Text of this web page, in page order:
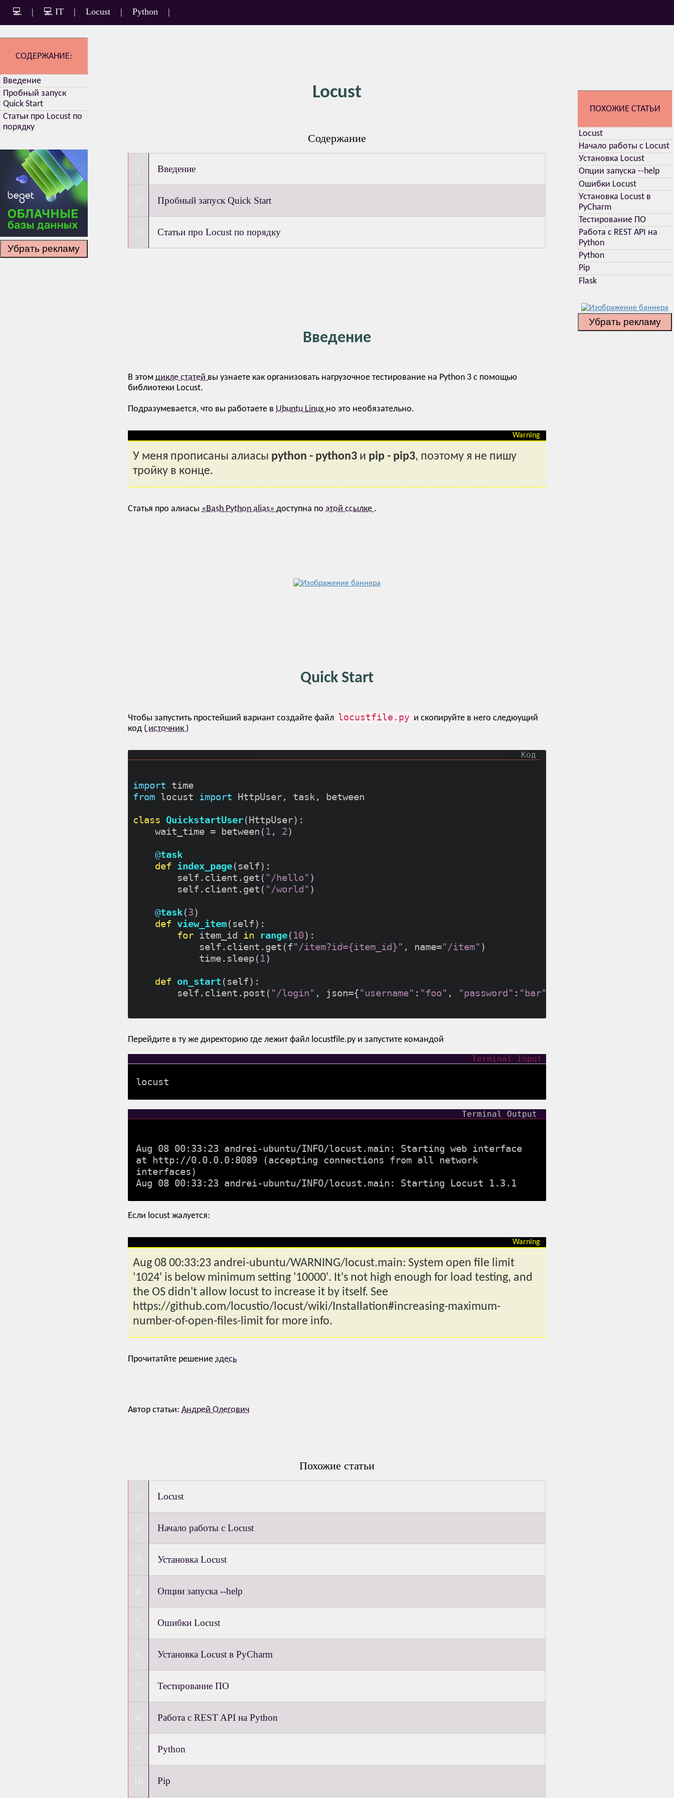
💻 | 💻 IT | Locust | Python |
СОДЕРЖАНИЕ:
Введение
Пробный запуск
Quick Start
Статьи про Locust по
порядку
Убрать рекламу
ПОХОЖИЕ СТАТЬИ
Locust
Начало работы с Locust
Установка Locust
Опции запуска --help
Ошибки Locust
Установка Locust в
PyCharm
Тестирование ПО
Работа с REST API на
Python
Python
Pip
Flask
Убрать рекламу
Locust
Содержание
Введение
Пробный запуск Quick Start
Статьи про Locust по порядку
Введение
В этом цикле статей вы узнаете как организовать нагрузочное тестирование на Python 3 с помощью
библиотеки Locust.
Подразумевается, что вы работаете в Ubuntu Linux но это необязательно.
У меня прописаны алиасы python - python3и pip - pip3, поэтому я не пишу
тройку в конце.
Статья про алиасы «Bash Python alias»доступна поэтой ссылке .
Quick Start
Чтобы запустить простейший вариант создайте файл locustfile.py и скопируйте в него следюущий
код ( источник )
import
time
from locust import HttpUser, task, between
class QuickstartUser(HttpUser):
    wait_time = between(
1 , 2)
@task
def index_page(self):
        self.client.get(
"/hello" )
        self.client.get(
"/world" )
@task(3)
def view_item(self):
for item_id in range( 10):
            self.client.get(f
"/item?id={item_id}" , name="/item" )
            time.sleep(
1)
def on_start (self):
        self.client.post(
"/login" , json={"username" : "foo" , "password" : "bar"
Перейдите в ту же директорию где лежит файл locustfile.py и запустите командой
locust
Aug 08 00:33:23 andrei-ubuntu/INFO/locust.main: Starting web interface
at http://0.0.0.0:8089 (accepting connections from all network
interfaces)
Если locust жалуется:
Aug 08 00:33:23 andrei-ubuntu/WARNING/locust.main: System open file limit
'1024' is below minimum setting '10000'. It's not high enough for load testing, and
the OS didn't allow locust to increase it by itself. See
https://github.com/locustio/locust/wiki/Installation#increasing-maximum-
number-of-open-files-limit for more info.
Прочитатйте решениездесь
Автор статьи:Андрей Олегович
Похожие статьи
Locust
Начало работы с Locust
Установка Locust
Опции запуска --help
Ошибки Locust
Установка Locust в PyCharm
Тестирование ПО
Работа с REST API на Python
Python
Pip